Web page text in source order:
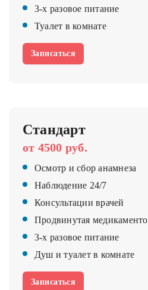
3-х разовое питание
Туалет в комнате
Записаться
Стандарт
от 4500 руб.
Осмотр и сбор анамнеза
Наблюдение 24/7
Консультации врачей
Продвинутая
3-х разовое питание
Душ и туалет в комнате
Записаться